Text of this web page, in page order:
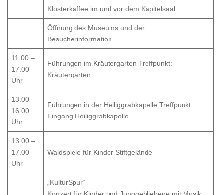
Klosterkaffee im und vor dem Kapitelsaal
Öffnung des Museums und der
Besucherinformation
11.00 –
17.00
Uhr
Führungen im Kräutergarten Treffpunkt:
Kräutergarten
13.00 –
16.00
Uhr
Führungen in der Heiliggrabkapelle Treffpunkt:
Eingang Heiliggrabkapelle
13.00 –
17.00
Uhr
Waldspiele für Kinder Stiftgelände
„KulturSpur“
Konzert für Kinder und Junggebliebene mit Musik